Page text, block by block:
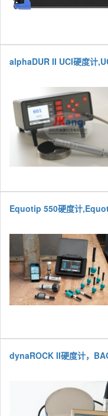
alphaDUR II UCI硬度计
Equotip 550硬度计
dynaROCK II硬度计，